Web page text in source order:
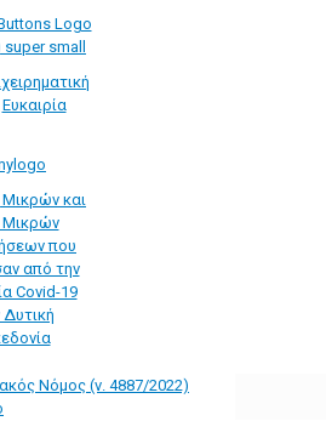
Ευκαιρία
Μικρών και
που
από την
Covid-19
Δυτική
Νόμος (ν. 4887/2022)